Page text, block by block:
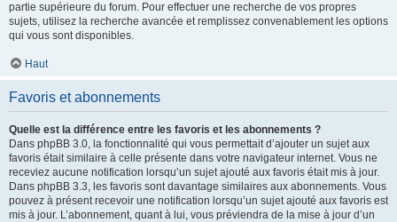
partie supérieure du forum. Pour effectuer une recherche de vos propres
sujets, utilisez la recherche avancée et remplissez convenablement les options
qui vous sont disponibles.
Haut
Favoris et abonnements
Quelle est la différence entre les favoris et les abonnements ?
Dans phpBB 3.0, la fonctionnalité qui vous permettait d’ajouter un sujet aux
favoris était similaire à celle présente dans votre navigateur internet. Vous ne
receviez aucune notification lorsqu’un sujet ajouté aux favoris était mis à jour.
Dans phpBB 3.3, les favoris sont davantage similaires aux abonnements. Vous
pouvez à présent recevoir une notification lorsqu’un sujet ajouté aux favoris est
mis à jour. L’abonnement, quant à lui, vous préviendra de la mise à jour d’un